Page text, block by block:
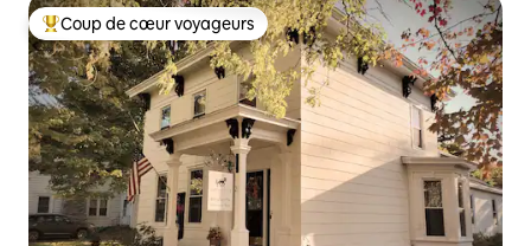
Coups de cœur voyageurs les plus appréciés
Coup de cœur voyageurs